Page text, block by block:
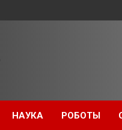
НАУКА РОБОТЫ